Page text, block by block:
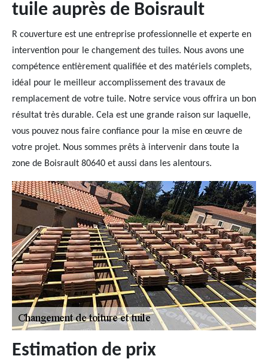
tuile auprès de Boisrault
R couverture est une entreprise professionnelle et experte en
intervention pour le changement des tuiles. Nous avons une
compétence entièrement qualifiée et des matériels complets,
idéal pour le meilleur accomplissement des travaux de
remplacement de votre tuile. Notre service vous offrira un bon
résultat très durable. Cela est une grande raison sur laquelle,
vous pouvez nous faire confiance pour la mise en œuvre de
votre projet. Nous sommes prêts à intervenir dans toute la
zone de Boisrault 80640 et aussi dans les alentours.
Estimation de prix